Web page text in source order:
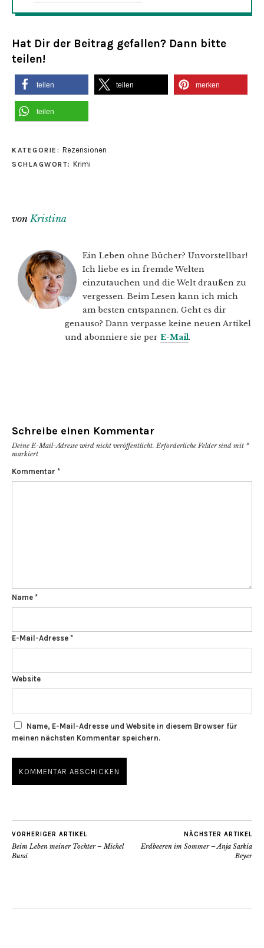
Hat Dir der Beitrag gefallen? Dann bitte
teilen!
teilen teilen merken
teilen
KATEGORIE: Rezensionen
SCHLAGWORT: Krimi
vonKristina
Ein Leben ohne Bücher? Unvorstellbar!
Ich liebe es in fremde Welten
einzutauchen und die Welt draußen zu
vergessen. Beim Lesen kann ich mich
am besten entspannen. Geht es dir
genauso? Dann verpasse keine neuen Artikel
und abonniere sie per E-Mail.
Schreibe einen Kommentar
Deine E-Mail-Adresse wird nicht veröffentlicht. Erforderliche Felder sind mit *
markiert
Kommentar *
Name *
E-Mail-Adresse *
Website
Name, E-Mail-Adresse und Website in diesem Browser für
meinen nächsten Kommentar speichern.
VORHERIGER ARTIKEL
Beim Leben meiner Tochter – Michel
Bussi
NÄCHSTER ARTIKEL
Erdbeeren im Sommer – Anja Saskia
Beyer